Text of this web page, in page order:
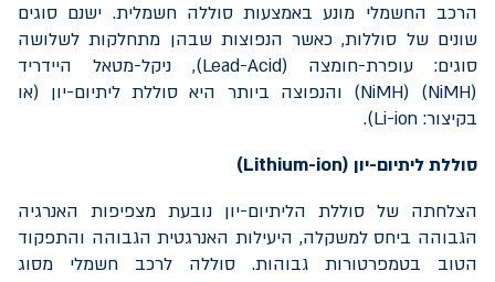
הרכב החשמלי מונע באמצעות סוללה חשמלית. ישנם סוגים
שונים של סוללות, כאשר הנפוצות שבהן מתחלקות לשלושה
סוגים: עופרת-חומצה (Lead-Acid), ניקל-מטאל היידריד
(
NiMH
) (
(NiMH והנפוצה ביותר היא סוללת ליתיום-יון (או
בקיצור: Li-ion
).
סוללת ליתיום-יון (Lithium-ion
)
הצלחתה של סוללת הליתיום-יון נובעת מצפיפות האנרגיה
הגבוהה ביחס למשקלה, היעילות האנרגטית הגבוהה והתפקוד
הטוב בטמפרטורות גבוהות. סוללה לרכב חשמלי מסוג